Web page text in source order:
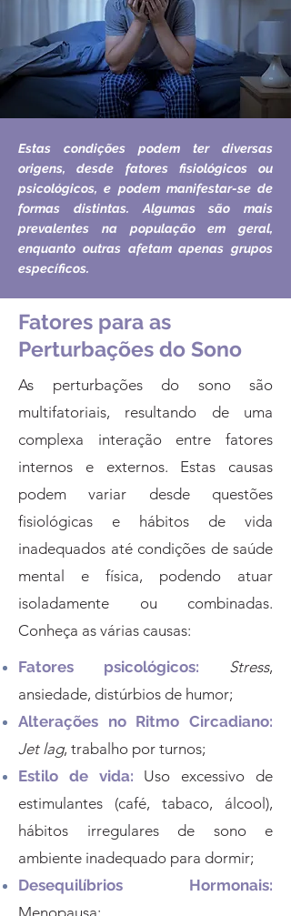
Estas condições podem ter diversas
origens, desde fatores fisiológicos ou
psicológicos, e podem manifestar-se de
formas distintas. Algumas são mais
prevalentes na população em geral,
enquanto outras afetam apenas grupos
específicos.
Fatores para as
Perturbações do Sono
As perturbações do sono são
multifatoriais, resultando de uma
complexa interação entre fatores
internos e externos. Estas causas
podem variar desde questões
fisiológicas e hábitos de vida
inadequados até condições de saúde
mental e física, podendo atuar
isoladamente ou combinadas.
Conheça as várias causas:
Fatores psicológicos:
Stress,
ansiedade, distúrbios de humor;
Alterações no Ritmo Circadiano:
Jet lag, trabalho por turnos​;
Estilo de vida:
Uso excessivo de
estimulantes (café, tabaco, álcool),
hábitos irregulares de sono e
ambiente inadequado para dormir;
Desequilíbrios Hormonais: